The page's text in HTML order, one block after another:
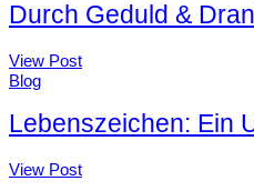
Durch Geduld &
View Post
Blog
Lebenszeichen: Ein
View Post